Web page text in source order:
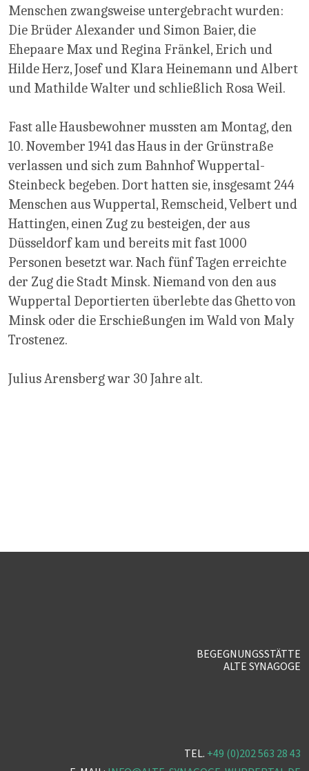
Menschen zwangsweise untergebracht wurden:
Die Brüder Alexander und Simon Baier, die
Ehepaare Max und Regina Fränkel, Erich und
Hilde Herz, Josef und Klara Heinemann und Albert
und Mathilde Walter und schließlich Rosa Weil.
Fast alle Hausbewohner mussten am Montag, den
10. November 1941 das Haus in der Grünstraße
verlassen und sich zum Bahnhof Wuppertal-
Steinbeck begeben. Dort hatten sie, insgesamt 244
Menschen aus Wuppertal, Remscheid, Velbert und
Hattingen, einen Zug zu besteigen, der aus
Düsseldorf kam und bereits mit fast 1000
Personen besetzt war. Nach fünf Tagen erreichte
der Zug die Stadt Minsk. Niemand von den aus
Wuppertal Deportierten überlebte das Ghetto von
Minsk oder die Erschießungen im Wald von Maly
Trostenez.
Julius Arensberg war 30 Jahre alt.
BEGEGNUNGSSTÄTTE
ALTE SYNAGOGE
TEL. +49 (0)202 563 28 43